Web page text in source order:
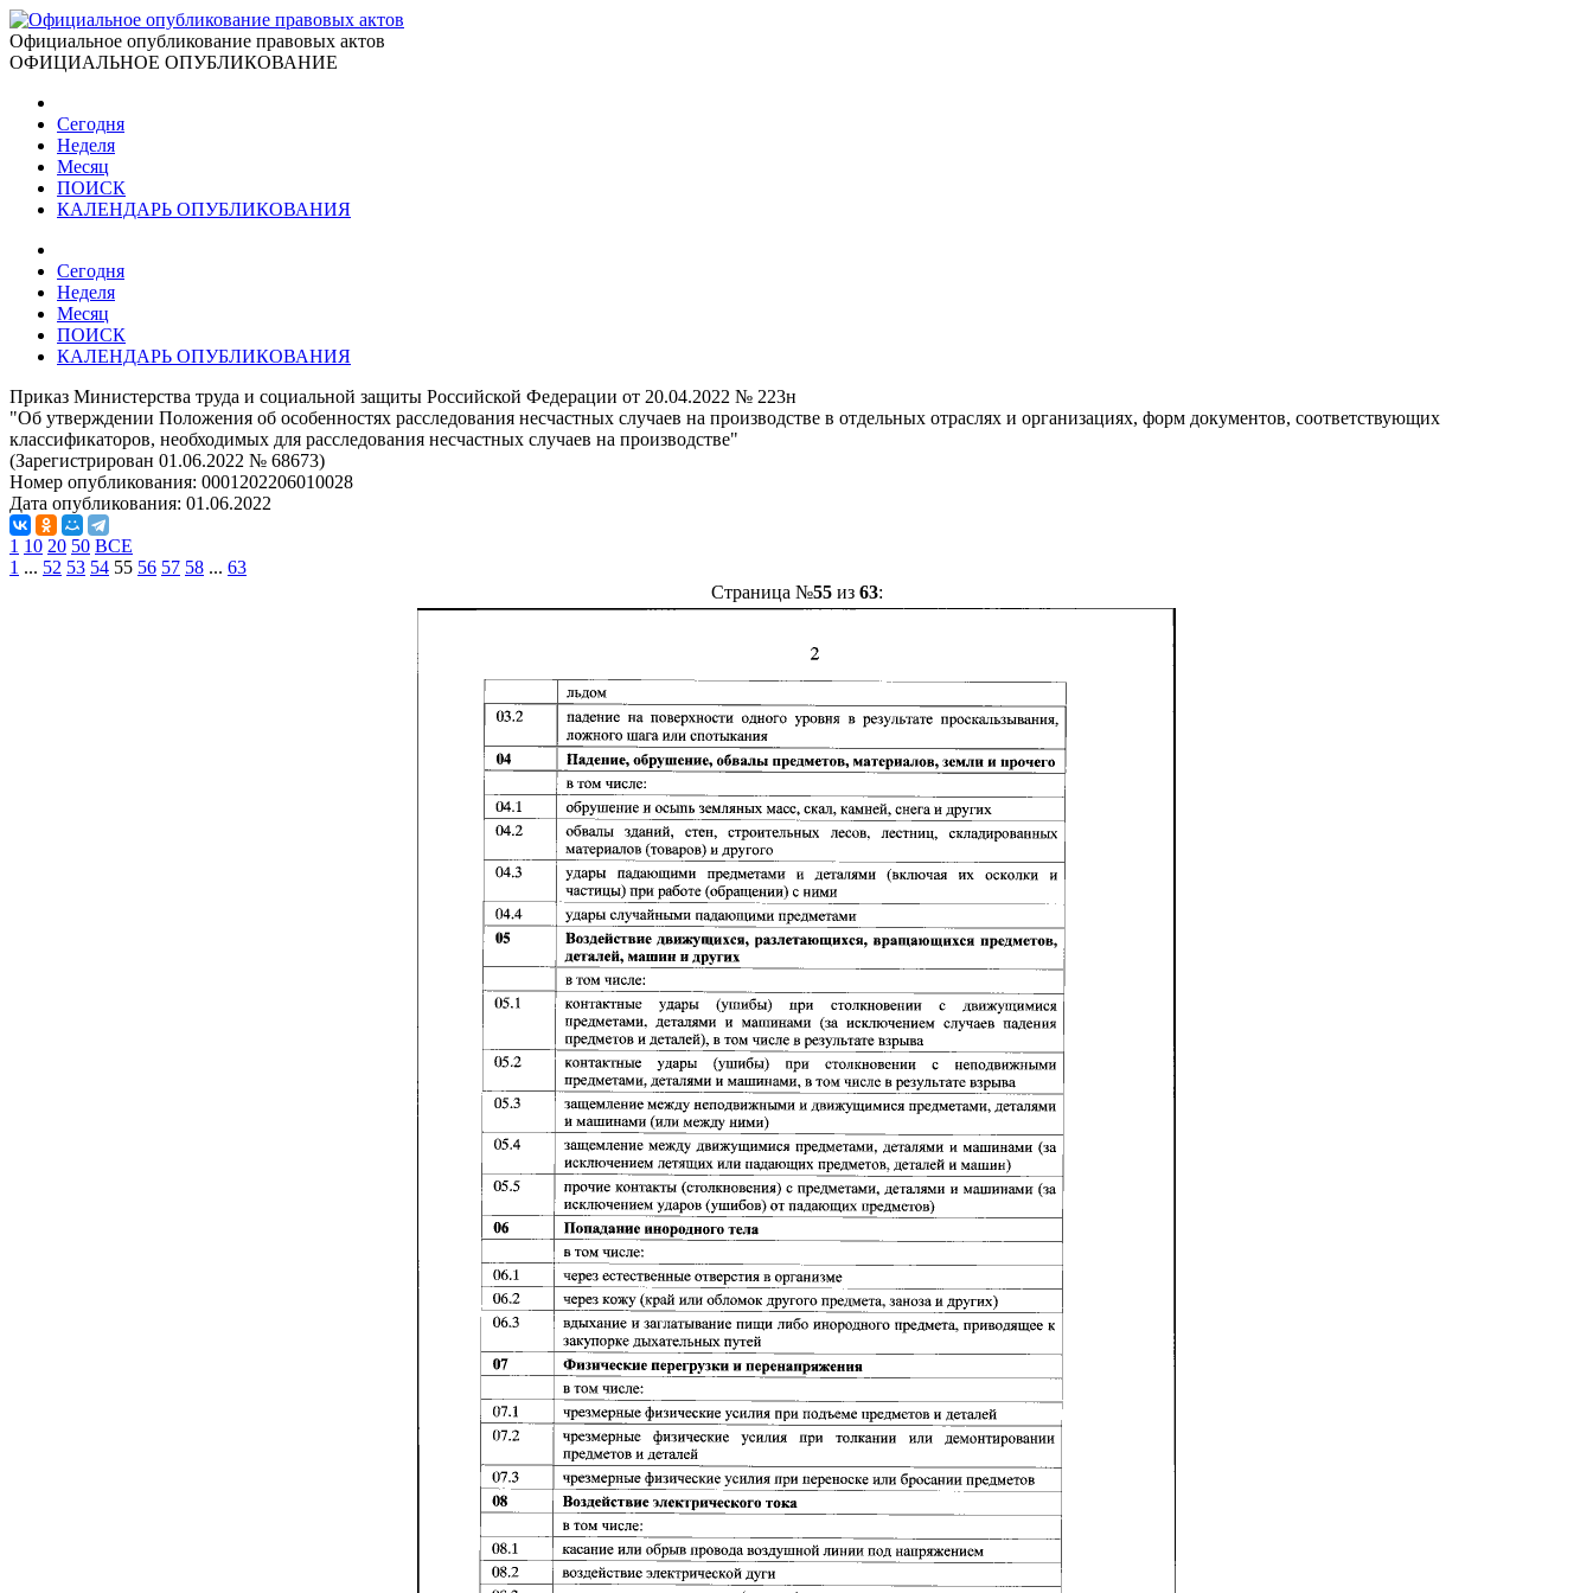
Официальное опубликование правовых актов
ОФИЦИАЛЬНОЕ ОПУБЛИКОВАНИЕ
Сегодня
Неделя
Месяц
ПОИСК
КАЛЕНДАРЬ ОПУБЛИКОВАНИЯ
Сегодня
Неделя
Месяц
ПОИСК
КАЛЕНДАРЬ ОПУБЛИКОВАНИЯ
Приказ Министерства труда и социальной защиты Российской Федерации от 20.04.2022 № 223н
"Об утверждении Положения об особенностях расследования несчастных случаев на производстве в отдельных отраслях и организациях, форм документов, соответствующих
классификаторов, необходимых для расследования несчастных случаев на производстве"
(Зарегистрирован 01.06.2022 № 68673)
Номер опубликования: 0001202206010028
Дата опубликования: 01.06.2022
1 10 20 50 ВСЕ
1 ... 52 53 54 55 56 57 58 ... 63
Страница №55из 63: